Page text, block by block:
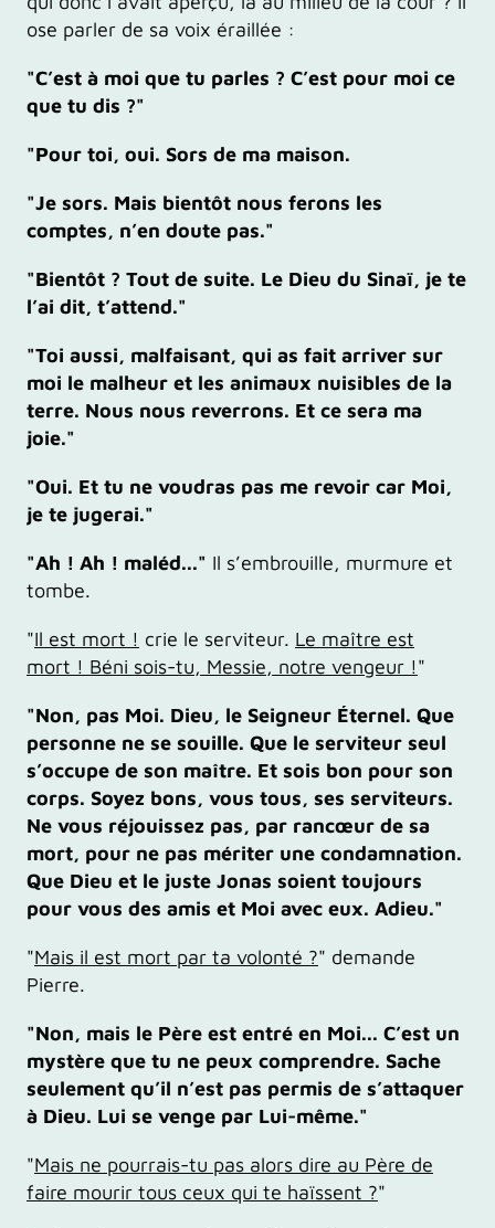
ose parler de sa voix éraillée :
"C’est à moi que tu parles ? C’est pour moi ce
que tu dis ?"
"Pour toi, oui. Sors de ma maison.
"Je sors. Mais bientôt nous ferons les
comptes, n’en doute pas."
"Bientôt ? Tout de suite. Le Dieu du Sinaï, je te
l’ai dit, t’attend."
"Toi aussi, malfaisant, qui as fait arriver sur
moi le malheur et les animaux nuisibles de la
terre. Nous nous reverrons. Et ce sera ma
joie."
"Oui. Et tu ne voudras pas me revoir car Moi,
je te jugerai."
"Ah ! Ah ! maléd..." Il s’embrouille, murmure et
tombe.
"Il est mort ! crie le serviteur. Le maître est
mort ! Béni sois-tu, Messie, notre vengeur !"
"Non, pas Moi. Dieu, le Seigneur Éternel. Que
personne ne se souille. Que le serviteur seul
s’occupe de son maître. Et sois bon pour son
corps. Soyez bons, vous tous, ses serviteurs.
Ne vous réjouissez pas, par rancœur de sa
mort, pour ne pas mériter une condamnation.
Que Dieu et le juste Jonas soient toujours
pour vous des amis et Moi avec eux. Adieu."
"Mais il est mort par ta volonté ?" demande
Pierre.
"Non, mais le Père est entré en Moi... C’est un
mystère que tu ne peux comprendre. Sache
seulement qu’il n’est pas permis de s’attaquer
à Dieu. Lui se venge par Lui-même."
"Mais ne pourrais-tu pas alors dire au Père de
faire mourir tous ceux qui te haïssent ?"